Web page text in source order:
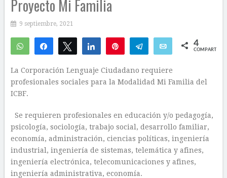
Proyecto Mi Familia
9 septiembre, 2021
WhatsAppCompartirTwittear Compartir Telegram Email 4
COMPARTIR
La Corporación Lenguaje Ciudadano requiere
profesionales sociales para la Modalidad Mi Familia del
ICBF.
Se requieren profesionales en educación y/o pedagogía,
psicología, sociología, trabajo social, desarrollo familiar,
economía, administración, ciencias políticas, ingeniería
industrial, ingeniería de sistemas, telemática y afines,
ingeniería electrónica, telecomunicaciones y afines,
ingeniería administrativa, economía.